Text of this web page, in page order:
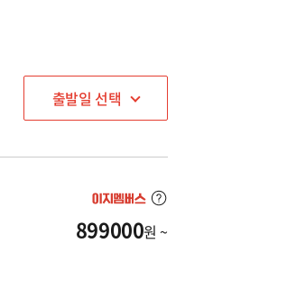
출발일 선택
899000원 ~